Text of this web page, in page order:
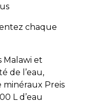
chaque
Malawi et
de l’eau,
minéraux Preis
L d’eau